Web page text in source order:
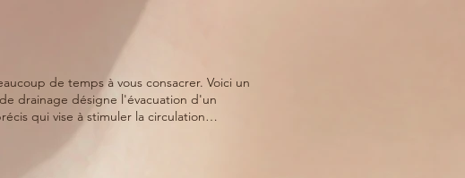
de temps à vous consacrer. Voici un
qui vise à stimuler la circulation
éliminer les toxines présentes dans le
le système immunitaire, Agir sur le cortisol.